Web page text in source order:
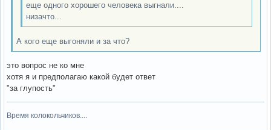
еще одного хорошего человека выгнали....
низачто...
А кого еще выгоняли и за что?
это вопрос не ко мне
хотя я и предполагаю какой будет ответ
"за глупость"
Время колокольчиков....